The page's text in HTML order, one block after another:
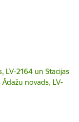
LV-2164 un Stacijas
novads, LV-